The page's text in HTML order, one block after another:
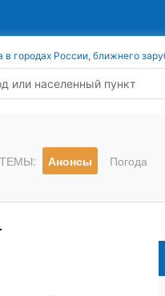
в городах России, ближнего
ТЕМЫ: Анонсы Погода